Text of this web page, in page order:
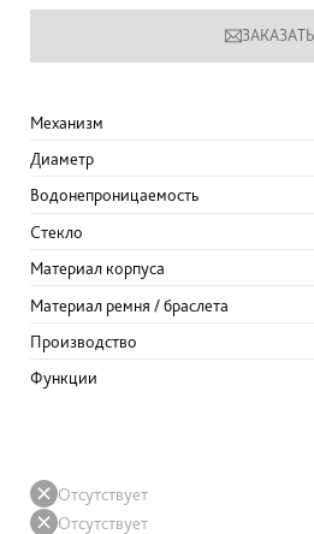
ЗАКАЗАТЬ
Механизм
Диаметр
Водонепроницаемость
Стекло
Материал корпуса
Материал ремня / браслета
Производство
Функции
Отсутствует
Отсутствует